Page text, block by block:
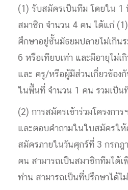
(1) รับสมัครเป็นทีม โดยใน 1
สมาชิก จำนวน 4 คน ได้แก่
ศึกษาอยู่ชั้นมัธยมปลายไม่เกิ
6 หรือเทียบเท่า และมีอายุไม่
และ ครู/หรือผู้มีส่วนเกี่ยวข้อง
ในพื้นที่ จำนวน 1 คน รวมเป็
(2) การสมัครเข้าร่วมโครงกา
และตอบคำถามในใบสมัครใ
สมัครภายในวันศุกร์ที่ 3 กรก
คน สามารถเป็นสมาชิกทีมได้
ท่าน สามารถเป็นที่ปรึกษาได้ไ